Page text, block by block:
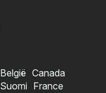
België Canada
Suomi France